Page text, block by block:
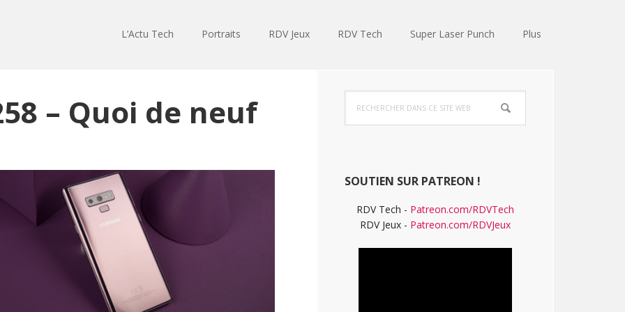
L’Actu Tech Portraits RDV Jeux RDV Tech Super Laser Punch Plus
– Quoi de neuf
Barre
latérale
dans
ce
SOUTIEN SUR PATREON !
RDV Tech - Patreon.com/RDVTech
RDV Jeux - Patreon.com/RDVJeux